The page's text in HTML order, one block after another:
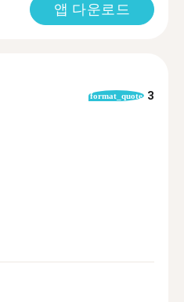
앱 다운로드
format_quote 3